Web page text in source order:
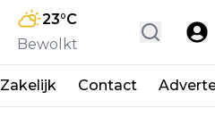
23°C
Bewolkt
Zakelijk Contact